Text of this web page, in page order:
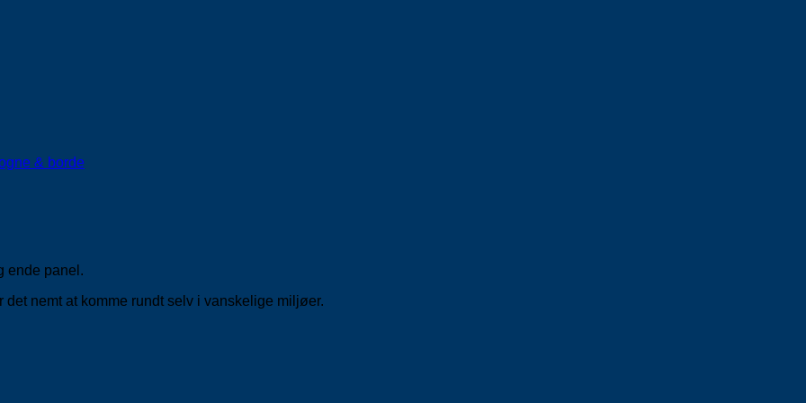
& borde
ende panel.
nemt at komme rundt selv i vanskelige miljøer.